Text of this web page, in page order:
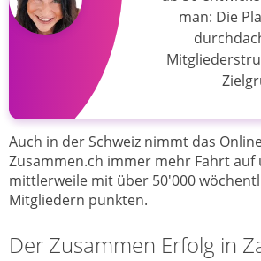
man: Die
Auch in der Schweiz nimmt das
Zusammen.ch immer mehr Fahrt auf
mittlerweile mit über 50'000
Mitgliedern punkten.
Der Zusammen Erfolg in